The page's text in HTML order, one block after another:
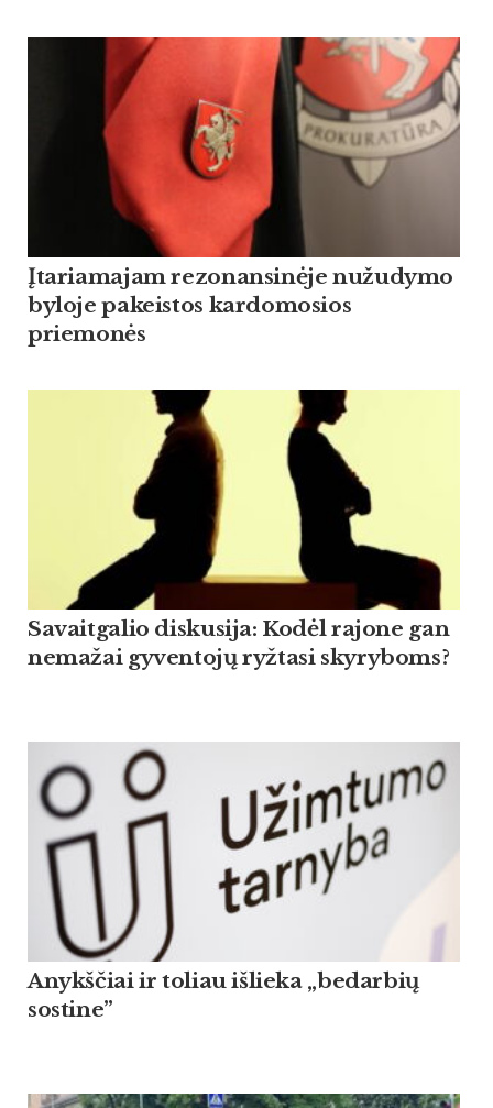
Įtariamajam rezonansinėje nužudymo
byloje pakeistos kardomosios
priemonės
Savaitgalio diskusija: Kodėl rajone gan
nemažai gyventojų ryžtasi skyryboms?
Anykščiai ir toliau išlieka „bedarbių
sostine”